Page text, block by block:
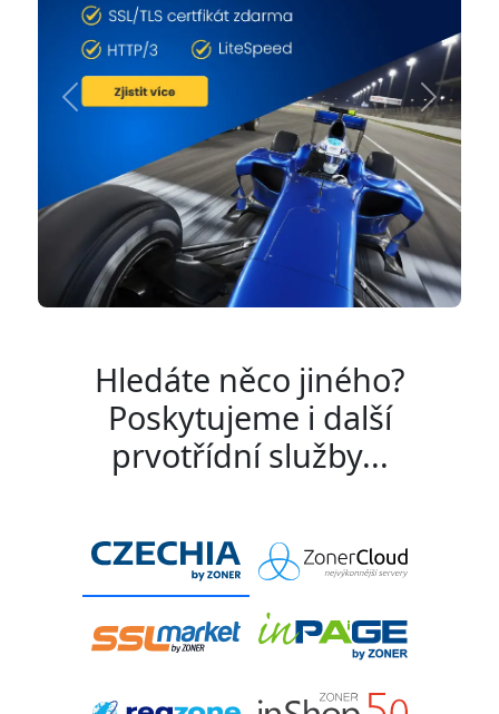
Previous Next
Hledáte něco jiného?
Poskytujeme i další
prvotřídní služby...